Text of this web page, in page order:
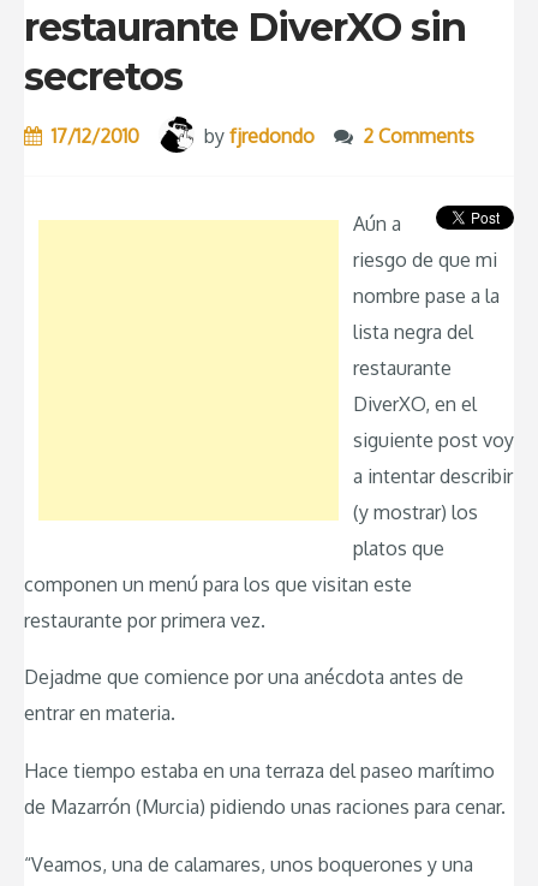
restaurante DiverXO sin
secretos
17/12/2010 by fjredondo 2 Comments
Aún a
riesgo de que mi
nombre pase a la
lista negra del
restaurante
DiverXO, en el
siguiente post voy
a intentar describir
(y mostrar) los
platos que
componen un menú para los que visitan este
restaurante por primera vez.
Dejadme que comience por una anécdota antes de
entrar en materia.
Hace tiempo estaba en una terraza del paseo marítimo
de Mazarrón (Murcia) pidiendo unas raciones para cenar.
“Veamos, una de calamares, unos boquerones y una